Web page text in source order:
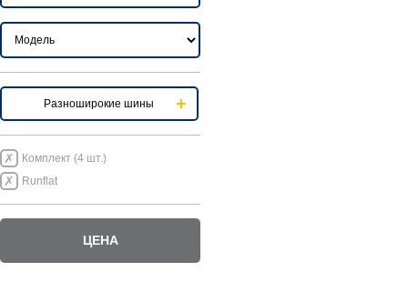
Разноширокие шины
Комплект (4 шт.)
Runflat
ЦЕНА